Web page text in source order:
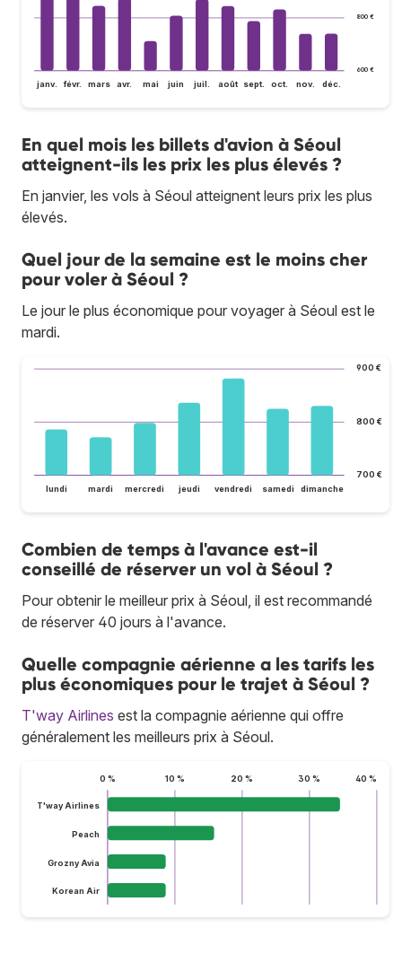
600 €
800 €
janv. févr. mars avr. mai juin juil. août sept. oct. nov. déc.
En quel mois les billets d'avion à Séoul
atteignent-ils les prix les plus élevés ?
En janvier, les vols à Séoul atteignent leurs prix les plus
élevés.
Quel jour de la semaine est le moins cher
pour voler à Séoul ?
Le jour le plus économique pour voyager à Séoul est le
mardi.
700 €
800 €
900 €
lundi mardi mercredi jeudi vendredi samedi dimanche
Combien de temps à l'avance est-il
conseillé de réserver un vol à Séoul ?
Pour obtenir le meilleur prix à Séoul, il est recommandé
de réserver 40 jours à l'avance.
Quelle compagnie aérienne a les tarifs les
plus économiques pour le trajet à Séoul ?
T'way Airlines est la compagnie aérienne qui offre
généralement les meilleurs prix à Séoul.
0 % 10 % 20 % 30 % 40 %
T'way Airlines
Peach
Grozny Avia
Korean Air